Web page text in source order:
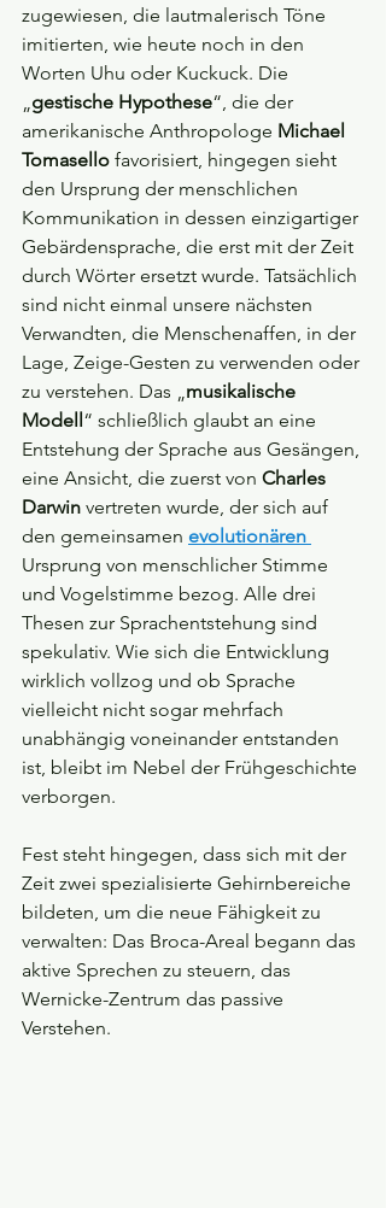
zugewiesen, die lautmalerisch Töne
imitierten, wie heute noch in den
Worten Uhu oder Kuckuck. Die
„gestische Hypothese“, die der
amerikanische Anthropologe Michael
Tomasello favorisiert, hingegen sieht
den Ursprung der menschlichen
Kommunikation in dessen einzigartiger
Gebärdensprache, die erst mit der Zeit
durch Wörter ersetzt wurde. Tatsächlich
sind nicht einmal unsere nächsten
Verwandten, die Menschenaffen, in der
Lage, Zeige-Gesten zu verwenden oder
zu verstehen. Das „musikalische
Modell “ schließlich glaubt an eine
Entstehung der Sprache aus Gesängen,
eine Ansicht, die zuerst von Charles
Darwin vertreten wurde, der sich auf
den gemeinsamen evolutionären
Ursprung von menschlicher Stimme
und Vogelstimme bezog. Alle drei
Thesen zur Sprachentstehung sind
spekulativ. Wie sich die Entwicklung
wirklich vollzog und ob Sprache
vielleicht nicht sogar mehrfach
unabhängig voneinander entstanden
ist, bleibt im Nebel der Frühgeschichte
verborgen.
Fest steht hingegen, dass sich mit der
Zeit zwei spezialisierte Gehirnbereiche
bildeten, um die neue Fähigkeit zu
verwalten: Das Broca-Areal begann das
aktive Sprechen zu steuern, das
Wernicke-Zentrum das passive
Verstehen.